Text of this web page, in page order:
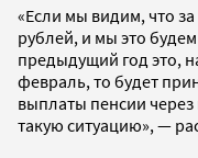
«Если мы видим, что
рублей, и мы это
предыдущий год это,
февраль, то будет
выплаты пенсии
такую ситуацию», —